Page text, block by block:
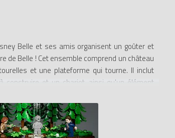
Belle et ses amis organisent un goûter et
de Belle ! Cet ensemble comprend un château
et une plateforme qui tourne. Il inclut
construire et un chariot, ainsi qu'un élément
et jouer, afin d’aider les constructeurs en
une tasse et une théière, ainsi qu'une
que Zip et Madame Samovar.